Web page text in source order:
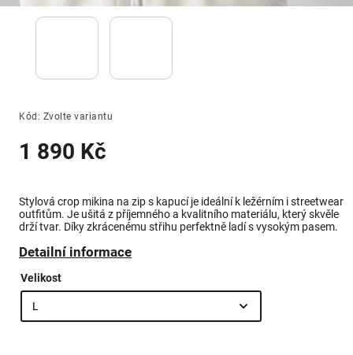
Kód: Zvolte variantu
1 890 Kč
Stylová crop mikina na zip s kapucí je ideální k ležérním i streetwear
outfitům. Je ušitá z příjemného a kvalitního materiálu, který skvěle
drží tvar. Díky zkrácenému střihu perfektně ladí s vysokým pasem.
Detailní informace
Velikost